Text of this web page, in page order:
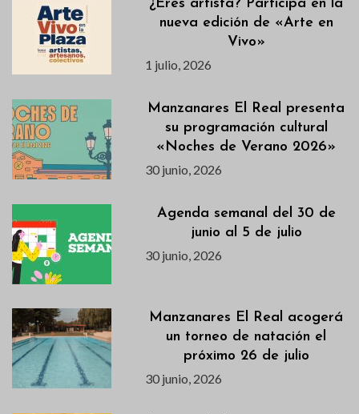
¿Eres artista? Participa en la
nueva edición de «Arte en
Vivo»
1 julio, 2026
Manzanares El Real presenta
su programación cultural
«Noches de Verano 2026»
30 junio, 2026
Agenda semanal del 30 de
junio al 5 de julio
30 junio, 2026
Manzanares El Real acogerá
un torneo de natación el
próximo 26 de julio
30 junio, 2026